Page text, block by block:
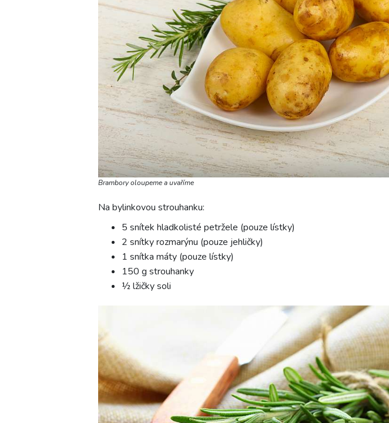
Brambory oloupeme a uvaříme
Na bylinkovou strouhanku:
5 snítek hladkolisté petržele (pouze lístky)
2 snítky rozmarýnu (pouze jehličky)
1 snítka máty (pouze lístky)
150 g strouhanky
½ lžičky soli